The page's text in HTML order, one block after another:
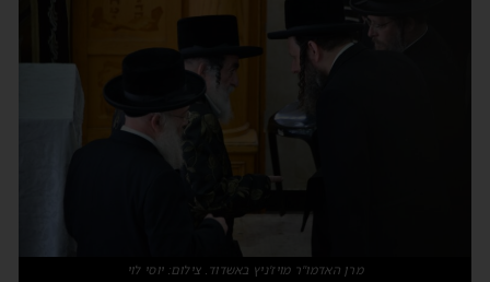
מרן האדמו"ר מויז'ניץ באשדוד. צילום: יוסי לוי